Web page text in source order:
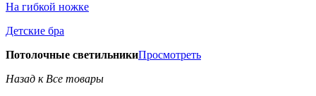
На гибкой ножке
Детские бра
Потолочные светильникиПросмотреть
Назад к Все товары